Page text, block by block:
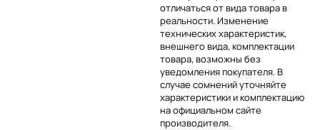
отличаться от вида товара в
реальности. Изменение
технических характеристик,
внешнего вида, комплектации
товара, возможны без
уведомления покупателя. В
случае сомнений уточняйте
характеристики и комплектацию
на официальном сайте
производителя.